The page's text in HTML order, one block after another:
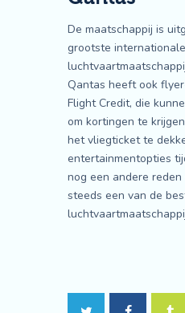
De maatschappij is
grootste
Qantas heeft ook
Flight Credit, die
om kortingen te
het vliegticket te
entertainmentopties
nog een andere
steeds een van de